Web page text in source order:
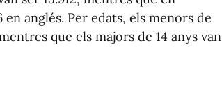
en anglés. Per edats, els menors de
que els majors de 14 anys van